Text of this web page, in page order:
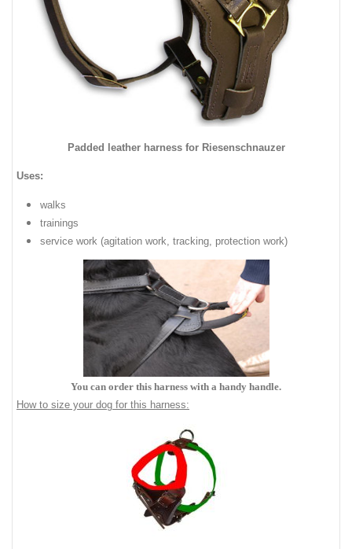
Padded leather harness for Riesenschnauzer
Uses:
walks
trainings
service work (agitation work , tracking protection work)
You can order this harness with a handy handle.
How to size your dog for this harness: